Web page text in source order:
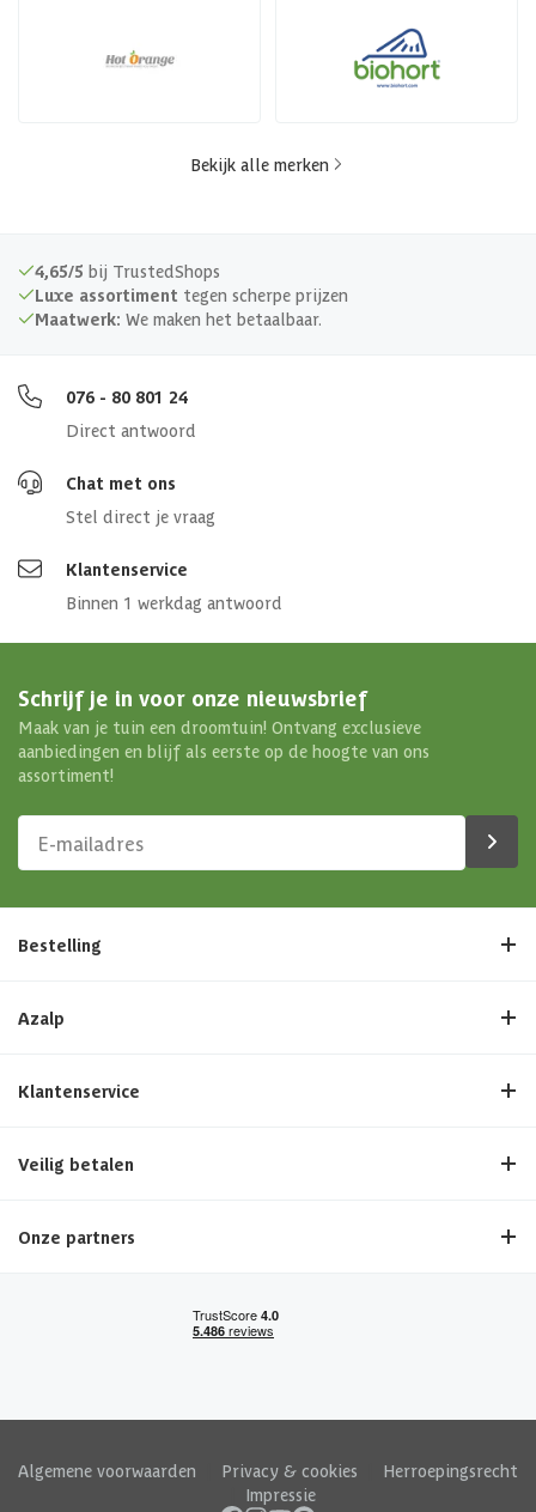
Bekijk alle merken
4,65/5 bij TrustedShops
Luxe assortiment tegen scherpe prijzen
Maatwerk: We maken het betaalbaar.
076 - 80 801 24
Direct antwoord
Chat met ons
Stel direct je vraag
Klantenservice
Binnen 1 werkdag antwoord
Schrijf je in voor onze nieuwsbrief
Maak van je tuin een droomtuin! Ontvang exclusieve
aanbiedingen en blijf als eerste op de hoogte van ons
assortiment!
Bestelling
Azalp
Klantenservice
Veilig betalen
Onze partners
Algemene voorwaarden Privacy & cookies
Herroepingsrecht
Impressie